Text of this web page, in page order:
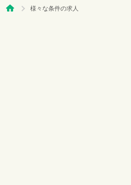
様々な条件の求人